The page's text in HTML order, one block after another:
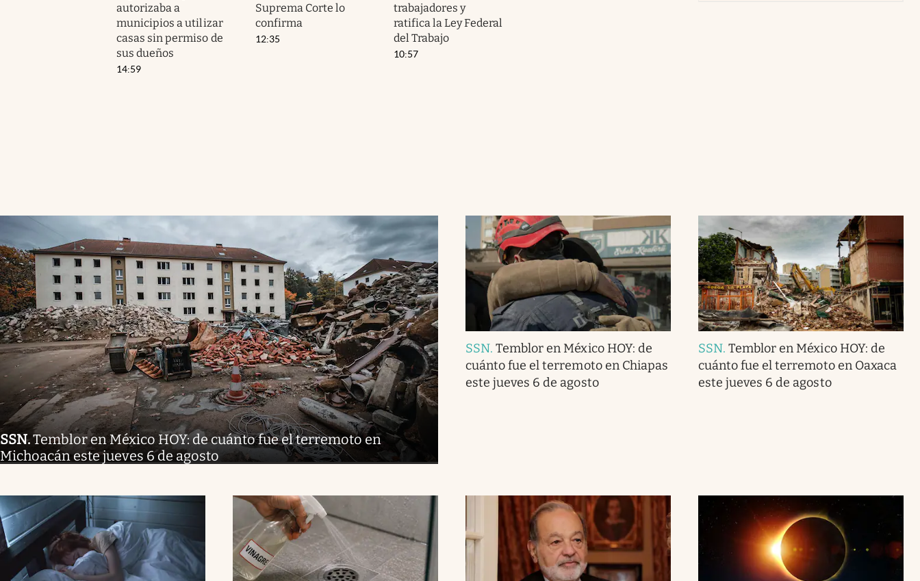
autorizaba a
municipios a utilizar
casas sin permiso de
sus dueños
14:59
Suprema Corte lo
confirma
12:35
trabajadores y
ratifica la Ley Federal
del Trabajo
10:57
SSN.Temblor en México HOY: de cuánto fue el terremoto en
Michoacán este jueves 6 de agosto
SSN.Temblor en México HOY: de
cuánto fue el terremoto en Chiapas
este jueves 6 de agosto
SSN.Temblor en México HOY: de
cuánto fue el terremoto en Oaxaca
este jueves 6 de agosto